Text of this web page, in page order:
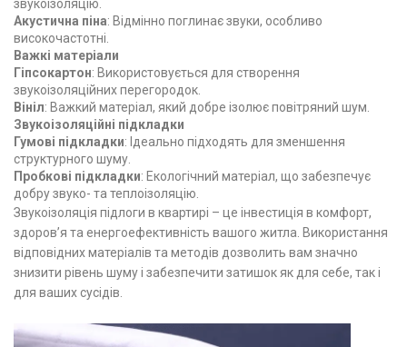
звукоізоляцію.
Акустична піна: Відмінно поглинає звуки, особливо
високочастотні.
Важкі матеріали
Гіпсокартон: Використовується для створення
звукоізоляційних перегородок.
Вініл: Важкий матеріал, який добре ізолює повітряний шум.
Звукоізоляційні підкладки
Гумові підкладки: Ідеально підходять для зменшення
структурного шуму.
Пробкові підкладки: Екологічний матеріал, що забезпечує
добру звуко- та теплоізоляцію.
Звукоізоляція підлоги в квартирі – це інвестиція в комфорт,
здоров’я та енергоефективність вашого житла. Використання
відповідних матеріалів та методів дозволить вам значно
знизити рівень шуму і забезпечити затишок як для себе, так і
для ваших сусідів.